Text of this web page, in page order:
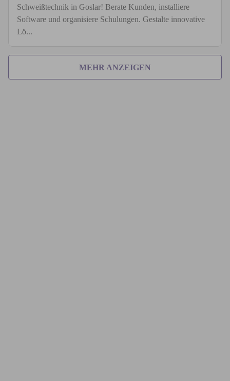
Schweißtechnik in Goslar! Berate Kunden, installiere
Software und organisiere Schulungen. Gestalte innovative
Lö...
MEHR ANZEIGEN